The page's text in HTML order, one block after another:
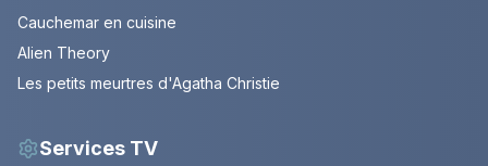
Cauchemar en cuisine
Alien Theory
Les petits meurtres d'Agatha Christie
Services TV